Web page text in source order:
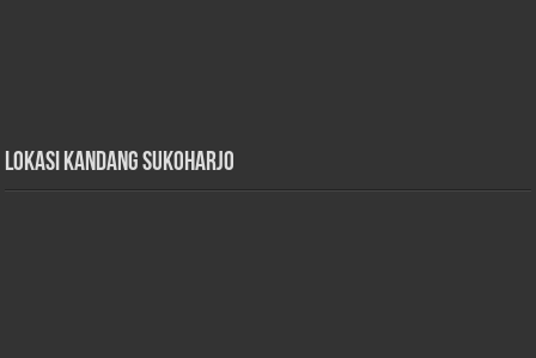
Lokasi Kandang Sukoharjo